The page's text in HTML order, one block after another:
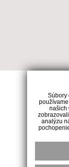
Súbory
našich
analýzu